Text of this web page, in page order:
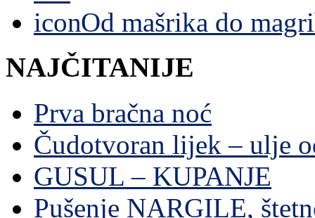
Od mašrika do
NAJČITANIJE
Prva bračna noć
Čudotvoran lijek – ulje
GUSUL – KUPANJE
Pušenje NARGILE,